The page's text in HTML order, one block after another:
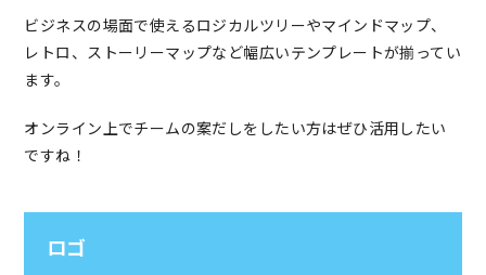
ビジネスの場面で使えるロジカルツリーやマインドマップ、
レトロ、ストーリーマップなど幅広いテンプレートが揃ってい
ます。
オンライン上でチームの案だしをしたい方はぜひ活用したい
ですね！
ロゴ